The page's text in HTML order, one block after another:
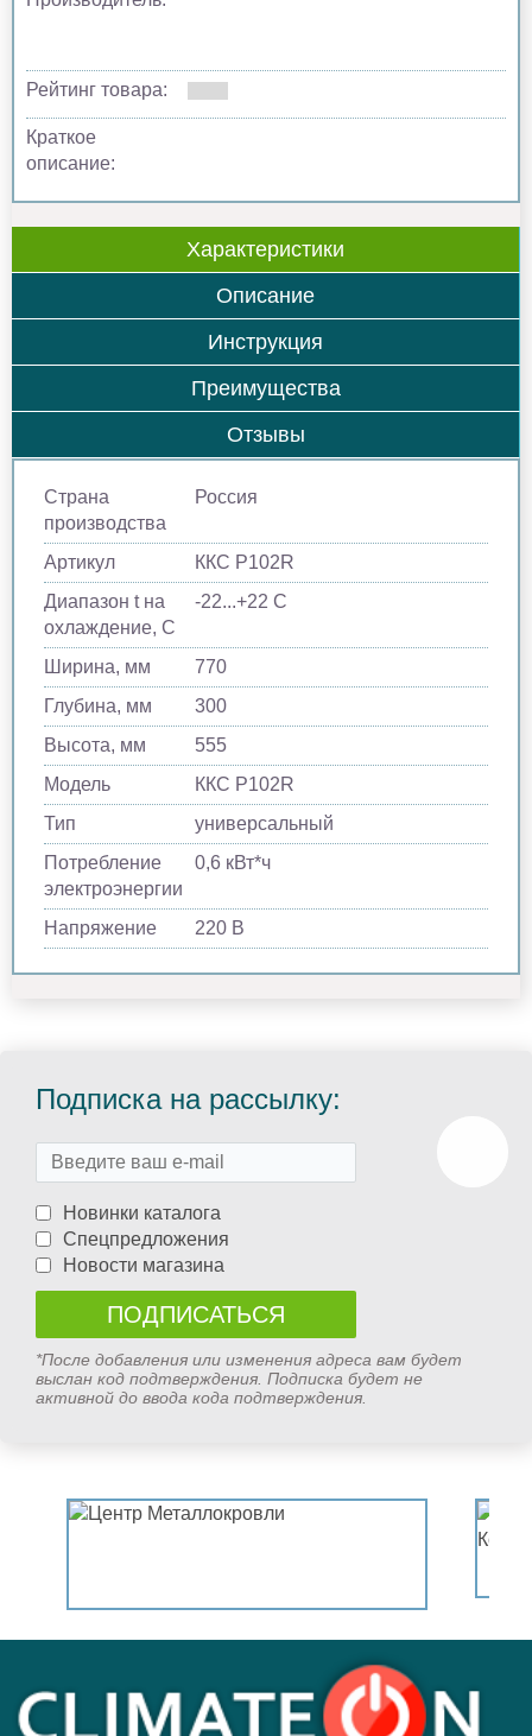
Рейтинг товара:
Краткое
описание:
Характеристики
Описание
Инструкция
Преимущества
Отзывы
Страна
производства
Россия
Артикул
ККС Р102R
Диапазон t на
охлаждение, С
-22...+22 C
Ширина, мм
770
Глубина, мм
300
Высота, мм
555
Модель
ККС Р102R
Тип
универсальный
Потребление
электроэнергии
0,6 кВт*ч
Напряжение 220 В
Подписка на рассылку:
Новинки каталога
Спецпредложения
Новости магазина
*После добавления или изменения адреса вам будет
выслан код подтверждения. Подписка будет не
активной до ввода кода подтверждения.